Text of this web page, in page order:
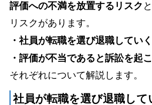
評価への不満を放置するリスク
リスクがあります。
・社員が転職を選び退職していく
・評価が不当であると訴訟を起
それぞれについて解説します。
社員が転職を選び退職して